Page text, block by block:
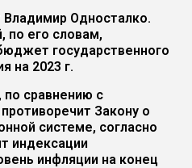
Владимир Односталко.
по его словам,
государственного
на 2023 г.
сравнению с
Закону о
системе, согласно
индексации
инфляции на конец